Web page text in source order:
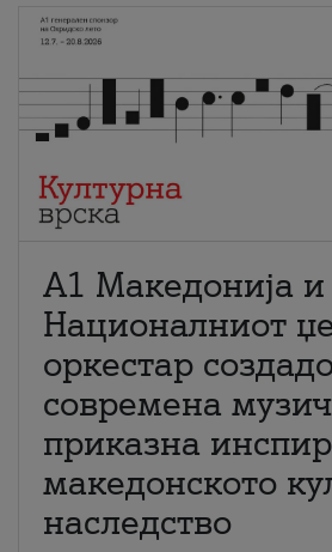
А1 Македонија и
Националниот
оркестар
современа
приказна
македонското
наследство